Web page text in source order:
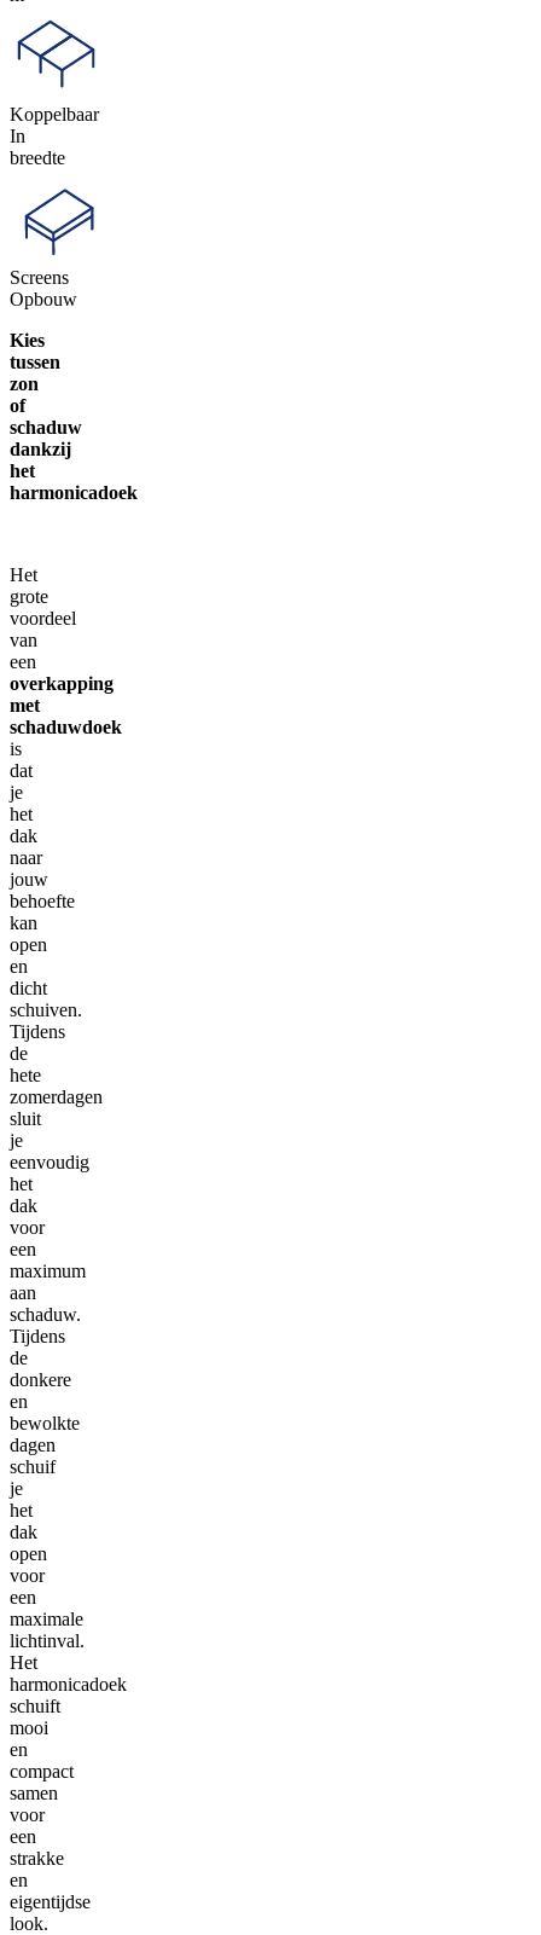
Koppelbaar
In
breedte
Screens
Opbouw
Kies
tussen
zon
of
schaduw
dankzij
het
harmonicadoek
Het
grote
voordeel
van
een
overkapping
met
schaduwdoek
is
dat
je
het
dak
naar
jouw
behoefte
kan
open
en
dicht
schuiven.
Tijdens
de
hete
zomerdagen
sluit
je
eenvoudig
het
dak
voor
een
maximum
aan
schaduw.
Tijdens
de
donkere
en
bewolkte
dagen
schuif
je
het
dak
open
voor
een
maximale
lichtinval.
Het
harmonicadoek
schuift
mooi
en
compact
samen
voor
een
strakke
en
eigentijdse
look.